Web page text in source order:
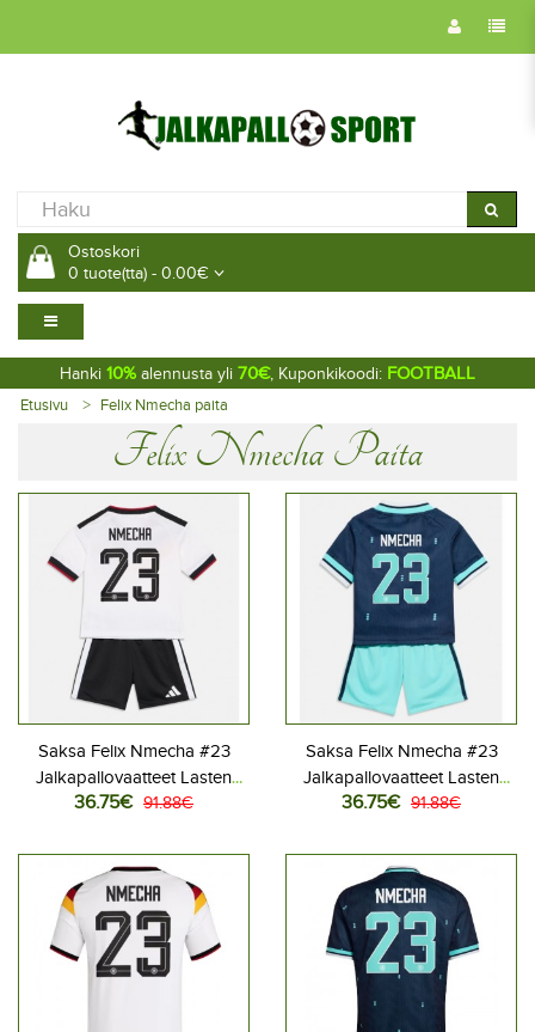
Ostoskori
0 tuote(tta) - 0.00€
Hanki 10% alennusta yli 70€, Kuponkikoodi: FOOTBALL
Etusivu Felix Nmecha paita
Felix Nmecha Paita
Saksa Felix Nmecha #23
Jalkapallovaatteet Lasten
Kotipeliasu MM-kisat 2026
housut)
36.75€ 91.88€
Saksa Felix Nmecha #23
Jalkapallovaatteet Lasten
Vieraspeliasu MM-kisat 2026
housut)
36.75€ 91.88€